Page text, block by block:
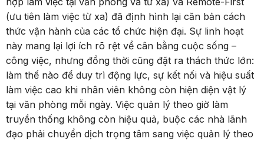
(ưu tiên làm việc từ xa) đã định hình lại căn bản cách
thức vận hành của các tổ chức hiện đại. Sự linh hoạt
này mang lại lợi ích rõ rệt về cân bằng cuộc sống –
công việc, nhưng đồng thời cũng đặt ra thách thức lớn:
làm thế nào để duy trì động lực, sự kết nối và hiệu suất
làm việc cao khi nhân viên không còn hiện diện vật lý
tại văn phòng mỗi ngày. Việc quản lý theo giờ làm
truyền thống không còn hiệu quả, buộc các nhà lãnh
đạo phải chuyển dịch trọng tâm sang việc quản lý theo